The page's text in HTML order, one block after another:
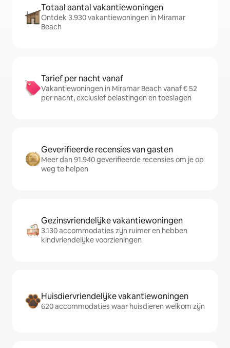
Totaal aantal vakantiewoningen
Ontdek 3.930 vakantiewoningen in Miramar
Beach
Tarief per nacht vanaf
Vakantiewoningen in Miramar Beach vanaf € 52
per nacht, exclusief belastingen en toeslagen
Geverifieerde recensies van gasten
Meer dan 91.940 geverifieerde recensies om je op
weg te helpen
Gezinsvriendelijke vakantiewoningen
3.130 accommodaties zijn ruimer en hebben
kindvriendelijke voorzieningen
Huisdiervriendelijke vakantiewoningen
620 accommodaties waar huisdieren welkom zijn